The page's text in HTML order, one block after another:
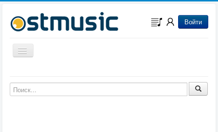
Войти
Включить/выключить навигацию
Музыка из мультфильмов
Музыка из сериалов